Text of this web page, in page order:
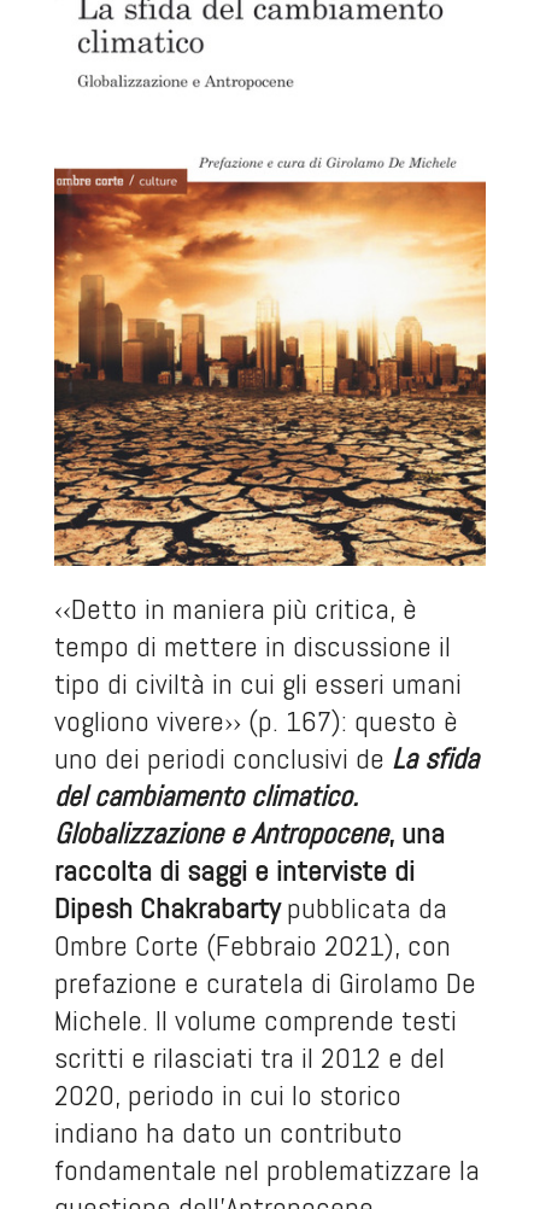
‹‹Detto in maniera più critica, è
tempo di mettere in discussione il
tipo di civiltà in cui gli esseri umani
vogliono vivere›› (p. 167): questo è
uno dei periodi conclusivi de La sfida
del cambiamento climatico.
Globalizzazione e Antropocene, una
raccolta di saggi e interviste di
Dipesh Chakrabartypubblicata da
Ombre Corte (Febbraio 2021), con
prefazione e curatela di Girolamo De
Michele. Il volume comprende testi
scritti e rilasciati tra il 2012 e del
2020, periodo in cui lo storico
indiano ha dato un contributo
fondamentale nel problematizzare la